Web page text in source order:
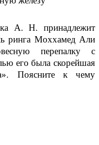
А. Н. принадлежит
ринга Моххамед Али
перепалку с
его была скорейшая
Поясните к чему